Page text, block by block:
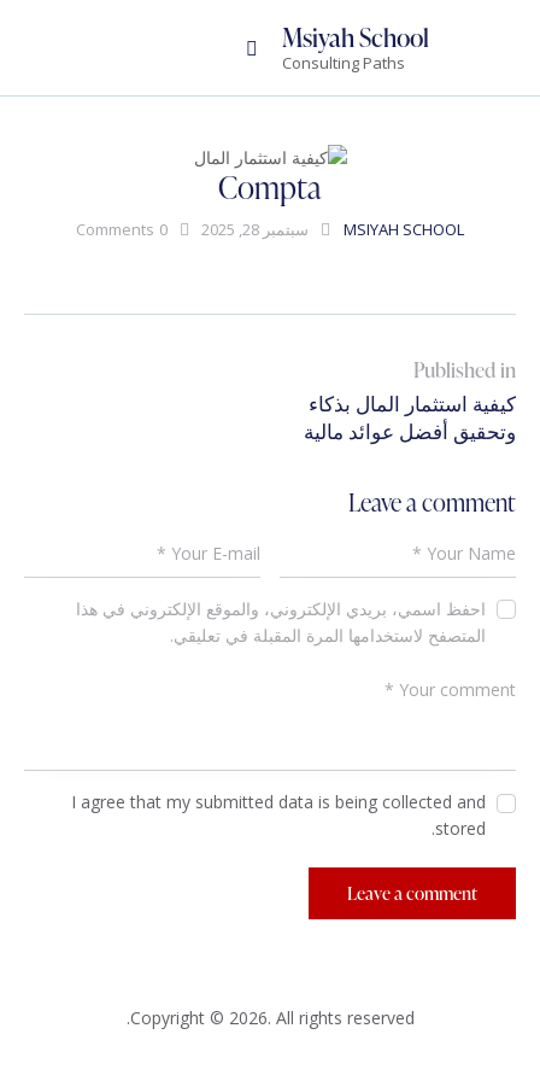
Msiyah School
Consulting Paths
Compta
MSIYAH SCHOOL سبتمبر 28, 2025 0
Comments
تصفّح
المقالات
Published in
Previous
post:
كيفية استثمار المال بذكاء
وتحقيق أفضل عوائد مالية
Leave a comment
احفظ اسمي، بريدي الإلكتروني، والموقع الإلكتروني في هذا
المتصفح لاستخدامها المرة المقبلة في تعليقي.
I agree that my submitted data is being collected and
stored.
Copyright © 2026. All rights reserved.